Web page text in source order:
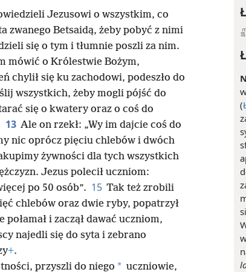
(
Jezusowi o wszystkim, co
zwanego Betsaidą, żeby pobyć z nimi
się o tym i tłumnie poszli za nim.
mówić o Królestwie Bożym,
chylił się ku zachodowi, podeszło do
wszystkich, żeby mogli pójść do
się o kwatery oraz o coś do
13 Ale on rzekł: „Wy im dajcie coś do
nic oprócz pięciu chlebów i dwóch
żywności dla tych wszystkich
Jezus polecił uczniom:
po 50 osób”. 15 Tak też zrobili
chlebów oraz dwie ryby, popatrzył
połamał i zaczął dawać uczniom,
najedli się do syta i zebrano
+.
przyszli do niego * uczniowie,